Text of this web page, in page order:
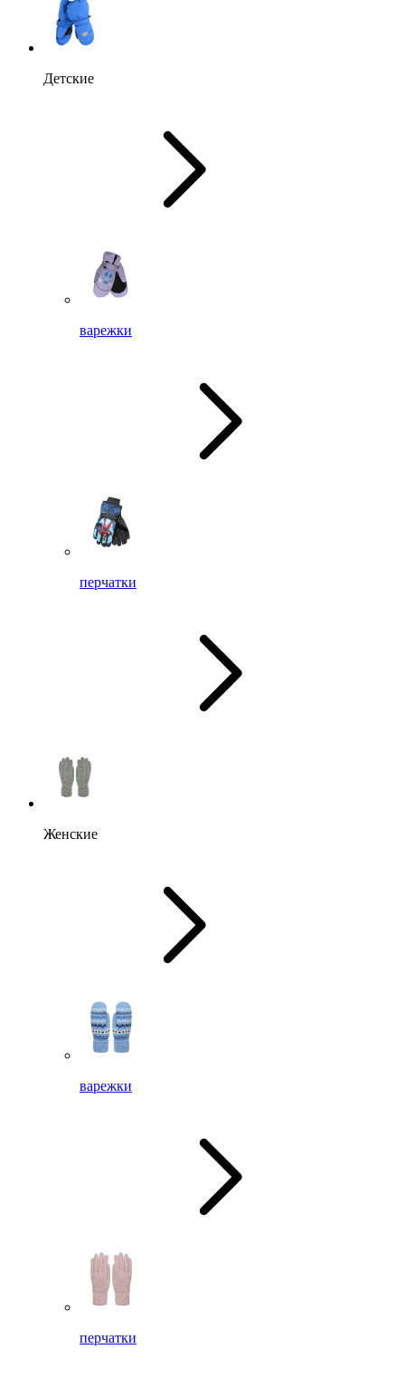
Детские
варежки
перчатки
Женские
варежки
перчатки